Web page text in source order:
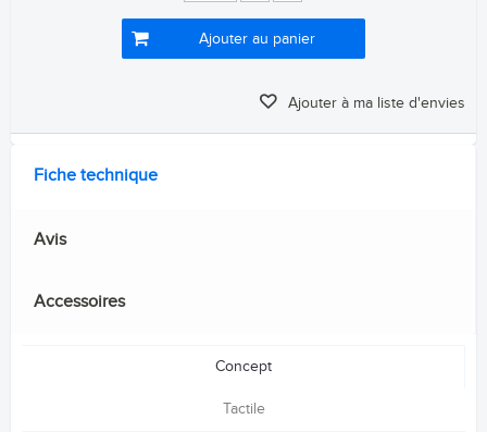
Ajouter au panier
Ajouter à ma liste d'envies
Fiche technique
Avis
Accessoires
Concept
Tactile